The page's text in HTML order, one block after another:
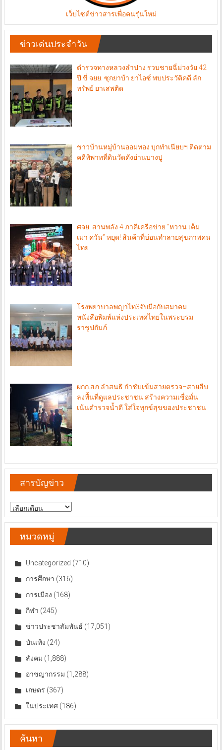
เว็บไซต์ข่าวสารเพื่อคนรุ่นใหม่
ข่าวเด่นประจำวัน
ตำรวจทางหลวงลำปาง รวบชายฉี่ม่วงวัย 42
ปี ขี่ จยย. ซุกยาบ้า ยาไอซ์ พบประวัติคดี ลัก
ทรัพย์ ยาเสพติด
ชาวบ้านหมู่บ้านออมทอง บุกทำเนียบฯ ติดตาม
คดีพิพาทที่ดินวัดดังย่านบางปู
ศจย. สานพลัง 4 ภาคีเครือข่าย “หวาน เค็ม
เมา ควัน” หยุด! สินค้าที่บ่อนทำลายสุขภาพคน
ไทย
โรงพยาบาลพญาไท3จับมือกับสมาคม
หนังสือพิมพ์แห่งประเทศไทยในพระบรม
ราชูปถัมภ์
ผกก.สภ.ลำสนธิ กำชับเข้มสายตรวจ–สายสืบ
ลงพื้นที่ดูแลประชาชน สร้างความเชื่อมั่น
เน้นตำรวจน้ำดี ใส่ใจทุกข์สุขของประชาชน
สารบัญข่าว
สารบัญ
ข่าว
หมวดหมู่
Uncategorized (710)
การศึกษา (316)
การเมือง (168)
กีฬา (245)
ข่าวประชาสัมพันธ์ (17,051)
บันเทิง (24)
สังคม (1,888)
อาชญากรรม (1,288)
เกษตร (367)
ในประเทศ(186)
ค้นหา